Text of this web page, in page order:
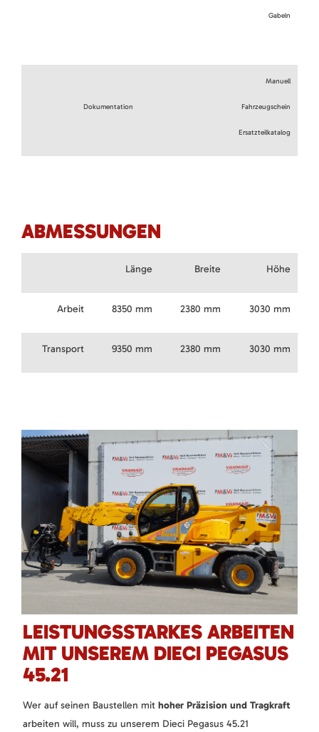
Gabeln
Dokumentation
Manuell
Fahrzeugschein
Ersatzteilkatalog
ABMESSUNGEN
Länge Breite Höhe
Arbeit 8350 mm 2380 mm 3030 mm
Transport 9350 mm 2380 mm 3030 mm
LEISTUNGSSTARKES ARBEITEN
MIT UNSEREM DIECI PEGASUS
45.21
Wer auf seinen Baustellen mit hoher Präzision und Tragkraft
arbeiten will, muss zu unserem Dieci Pegasus 45.21